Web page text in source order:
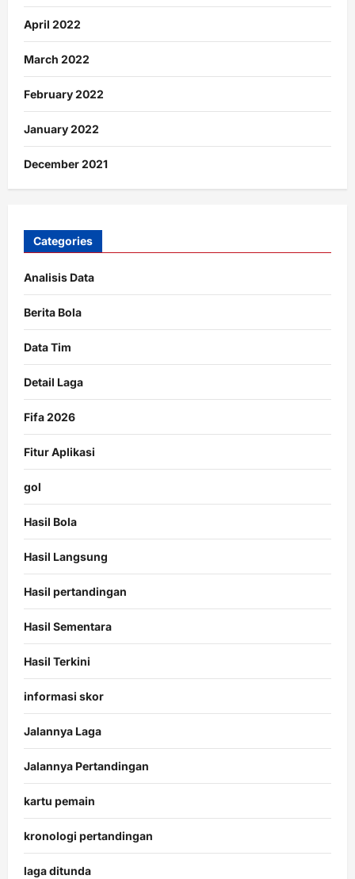
April 2022
March 2022
February 2022
January 2022
December 2021
Categories
Analisis Data
Berita Bola
Data Tim
Detail Laga
Fifa 2026
Fitur Aplikasi
gol
Hasil Bola
Hasil Langsung
Hasil pertandingan
Hasil Sementara
Hasil Terkini
informasi skor
Jalannya Laga
Jalannya Pertandingan
kartu pemain
kronologi pertandingan
laga ditunda